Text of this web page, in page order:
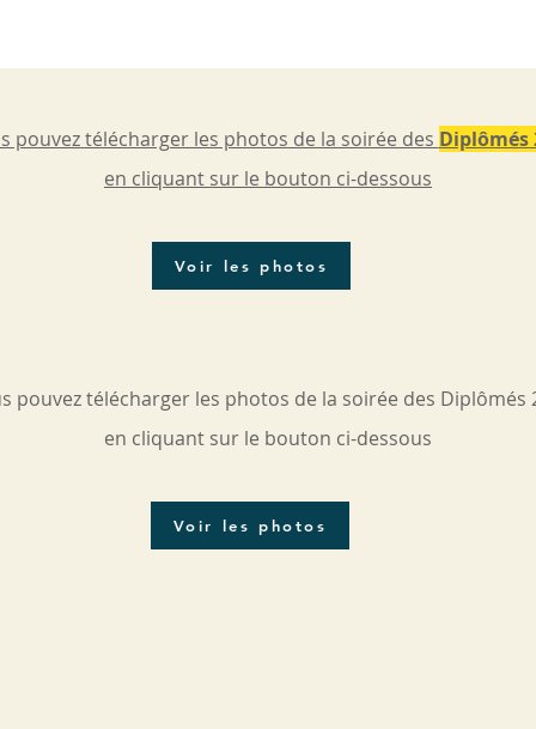
pouvez télécharger les photos de la soirée des Diplômés
en cliquant sur le bouton ci-dessous
Voir les photos
pouvez télécharger les photos de la soirée des Diplômés
en cliquant sur le bouton ci-dessous
Voir les photos